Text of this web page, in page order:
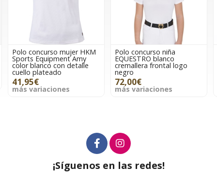
Polo concurso mujer HKM
Sports Equipment Amy
color blanco con detalle
cuello plateado
41,95€
más variaciones
Polo concurso niña
EQUESTRO blanco
cremallera frontal logo
negro
72,00€
más variaciones
¡Síguenos en las redes!